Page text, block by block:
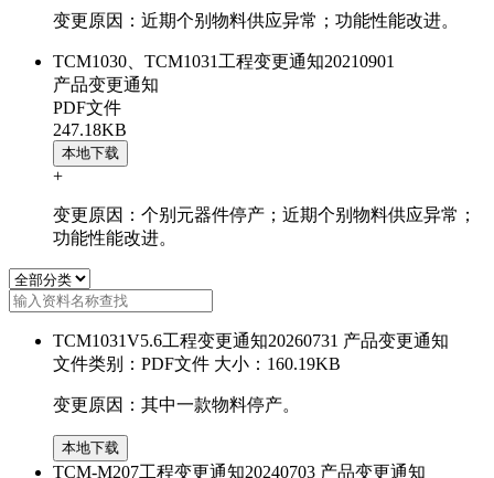
变更原因：近期个别物料供应异常；功能性能改进。
TCM1030、TCM1031工程变更通知20210901
产品变更通知
PDF文件
247.18KB
本地下载
+
变更原因：个别元器件停产；近期个别物料供应异常；
功能性能改进。
TCM1031V5.6工程变更通知20260731 产品变更通知
文件类别：PDF文件 大小：160.19KB
变更原因：其中一款物料停产。
本地下载
TCM-M207工程变更通知20240703 产品变更通知